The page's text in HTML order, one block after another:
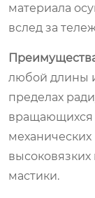
материала
вслед за
любой длины
пределах
вращающихся
мастики.